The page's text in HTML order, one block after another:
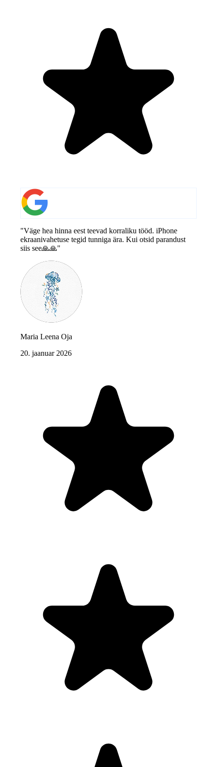
"Väge hea hinna eest teevad korraliku tööd. iPhone
ekraanivahetuse tegid tunniga ära. Kui otsid parandust
siis see🙏🙏"
Maria Leena Oja
20. jaanuar 2026